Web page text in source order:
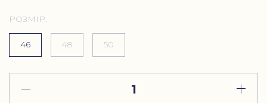
РОЗМІР:
46 48 50